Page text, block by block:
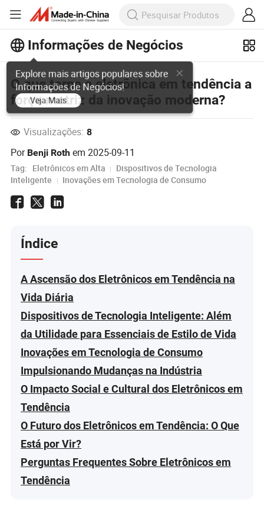
Informações de Negócios
Explore mais artigos populares sobre
Informações de Negócios!
Veja Mais
O que torna a eletrônica em tendência a
força motriz da inovação moderna?
Visualizações: 8
Por Benji Roth em2025-09-11
Tag: Eletrônicos em Alta
Dispositivos de Tecnologia
Inteligente
Inovações em Tecnologia de Consumo
Índice
A Ascensão dos Eletrônicos em Tendência na
Vida Diária
Dispositivos de Tecnologia Inteligente: Além
da Utilidade para Essenciais de Estilo de Vida
Inovações em Tecnologia de Consumo
Impulsionando Mudanças na Indústria
O Impacto Social e Cultural dos Eletrônicos em
Tendência
O Futuro dos Eletrônicos em Tendência: O Que
Está por Vir?
Perguntas Frequentes Sobre Eletrônicos em
Tendência